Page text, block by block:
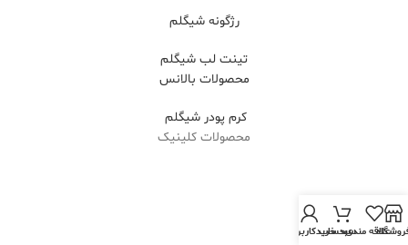
رژگونه شیگلم
تینت لب شیگلم
محصولات بالانس
کرم پودر شیگلم
محصولات کلینیک
علاقه مندیسبد خرید
حساب کاربری من